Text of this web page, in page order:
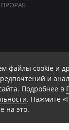
файлы cookie и
и
Подробнее в
. Нажмите
на это.
ПРОРАБ
19:00 Без